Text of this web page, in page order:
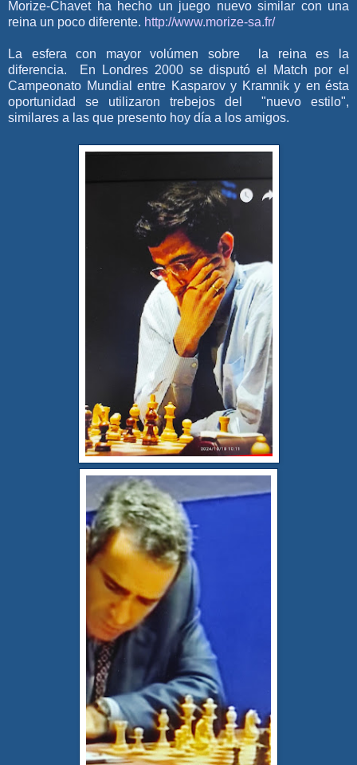
Morize-Chavet ha hecho un juego nuevo similar con una
reina un poco diferente. http://www.morize-sa.fr/
La esfera con mayor volúmen sobre la reina es la
diferencia. En Londres 2000 se disputó el Match por el
Campeonato Mundial entre Kasparov y Kramnik y en ésta
oportunidad se utilizaron trebejos del "nuevo estilo",
similares a las que presento hoy día a los amigos.